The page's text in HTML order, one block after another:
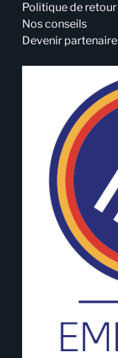
Politique de retour
Nos conseils
Devenir partenaire